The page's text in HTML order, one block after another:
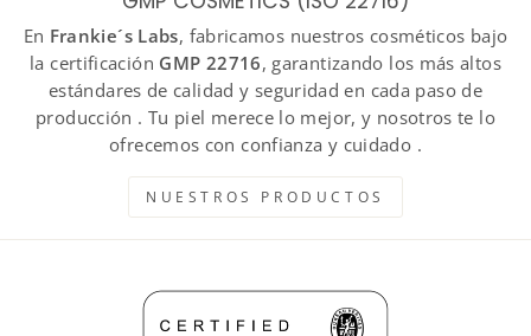
En Frankie´s Labs, fabricamos nuestros cosméticos bajo
la certificación GMP 22716, garantizando los más altos
estándares de calidad y seguridad en cada paso de
producción . Tu piel merece lo mejor, y nosotros te lo
ofrecemos con confianza y cuidado .
NUESTROS PRODUCTOS